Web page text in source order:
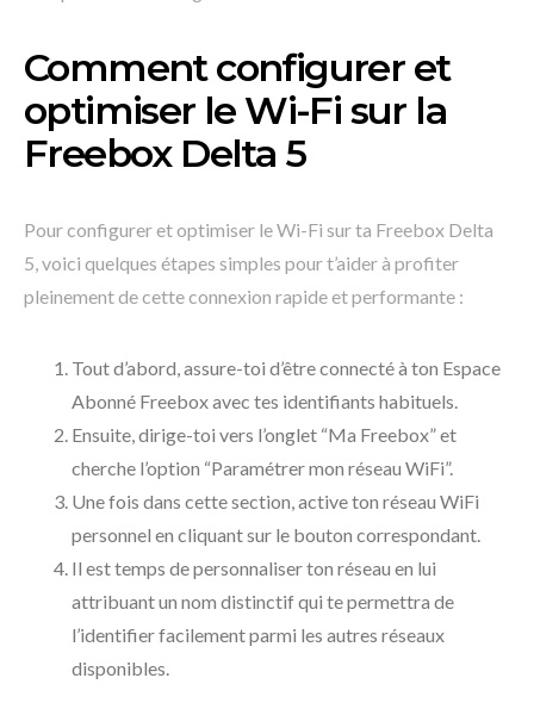
Comment configurer et
optimiser le Wi-Fi sur la
Freebox Delta 5
Pour configurer et optimiser le Wi-Fi sur ta Freebox Delta
5, voici quelques étapes simples pour t’aider à profiter
pleinement de cette connexion rapide et performante :
Tout d’abord, assure-toi d’être connecté à ton Espace
Abonné Freebox avec tes identifiants habituels.
Ensuite, dirige-toi vers l’onglet “Ma Freebox” et
cherche l’option “Paramétrer mon réseau WiFi”.
Une fois dans cette section, active ton réseau WiFi
personnel en cliquant sur le bouton correspondant.
Il est temps de personnaliser ton réseau en lui
attribuant un nom distinctif qui te permettra de
l’identifier facilement parmi les autres réseaux
disponibles.